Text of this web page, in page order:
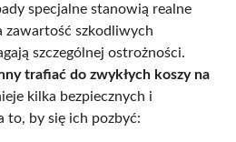
specjalne stanowią realne
zawartość szkodliwych
szczególnej ostrożności.
trafiać do zwykłych koszy na
kilka bezpiecznych i
to, by się ich pozbyć: